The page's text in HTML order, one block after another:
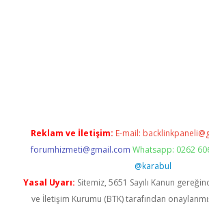
Reklam ve İletişim: E-mail:
forumhizmeti@gmail.com Whatsapp: 0262
@karabul
Yasal Uyarı: Sitemiz, 5651 Sayılı Kanun
ve İletişim Kurumu (BTK) tarafından